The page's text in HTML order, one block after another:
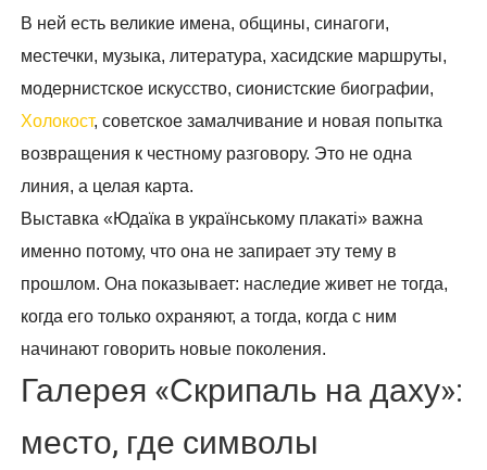
В ней есть великие имена, общины, синагоги,
местечки, музыка, литература, хасидские маршруты,
модернистское искусство, сионистские биографии,
Холокост, советское замалчивание и новая попытка
возвращения к честному разговору. Это не одна
линия, а целая карта.
Выставка «Юдаїка в українському плакаті» важна
именно потому, что она не запирает эту тему в
прошлом. Она показывает: наследие живет не тогда,
когда его только охраняют, а тогда, когда с ним
начинают говорить новые поколения.
Галерея «Скрипаль на даху»:
место, где символы